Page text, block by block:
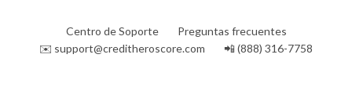
Centro de Soporte
Preguntas frecuentes
✉️ support@creditheroscore.com 📲 (888) 316-7758